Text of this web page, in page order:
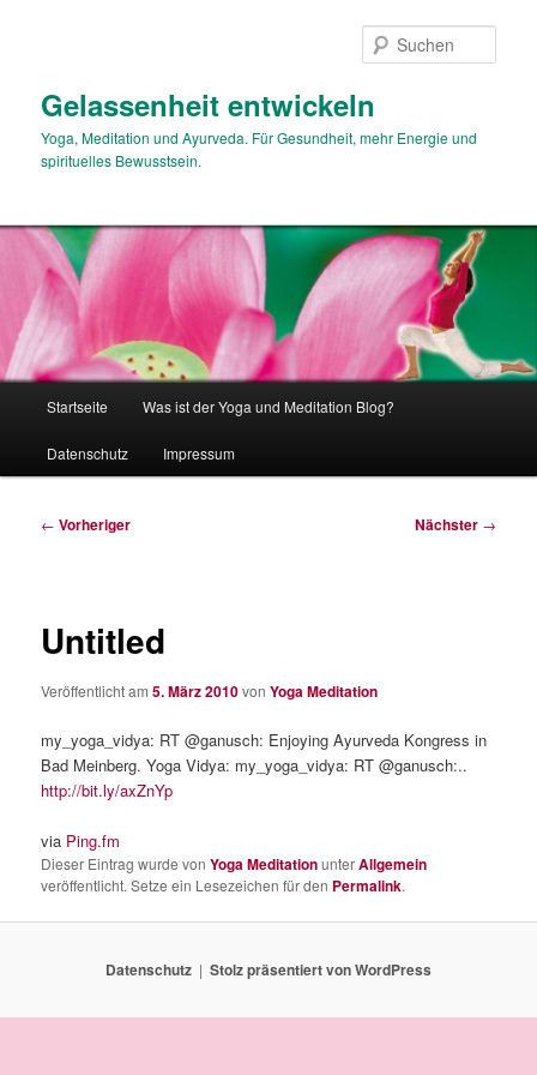
Gelassenheit entwickeln
Yoga, Meditation und Ayurveda. Für Gesundheit, mehr Energie und
spirituelles Bewusstsein.
Startseite Was ist der Yoga und Meditation Blog?
Datenschutz Impressum
Beitragsnavigation
← Vorheriger Nächster →
Untitled
Veröffentlicht am5. März 2010vonYoga Meditation
my_yoga_vidya: RT @ganusch: Enjoying Ayurveda Kongress in
Bad Meinberg. Yoga Vidya: my_yoga_vidya: RT @ganusch:..
http://bit.ly/axZnYp
via Ping.fm
Dieser Eintrag wurde vonYoga MeditationunterAllgemein
veröffentlicht. Setze ein Lesezeichen für den Permalink.
Datenschutz Stolz präsentiert von WordPress